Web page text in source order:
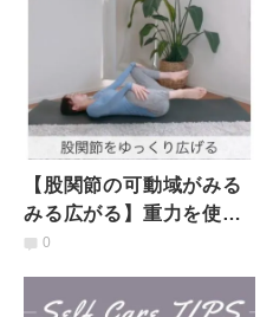
【股関節の可動域がみる
みる広がる】重力を使っ
た気持ちいい「寝ながら
0